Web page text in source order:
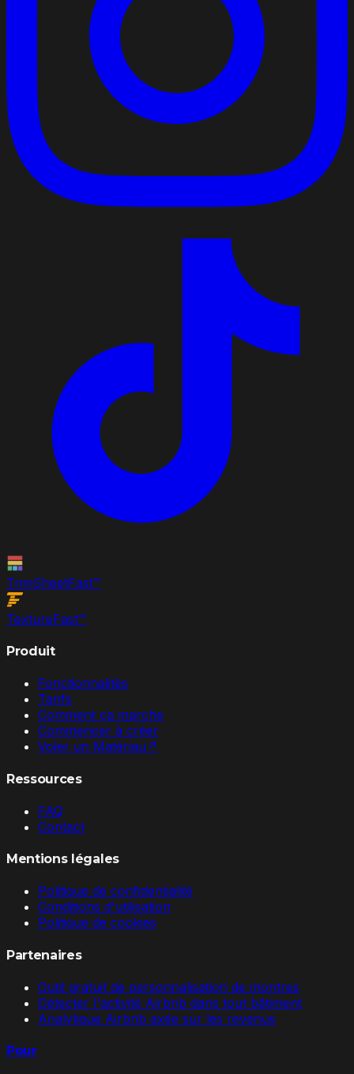
TrimSheetFast™
TextureFast™
Produit
Fonctionnalités
Tarifs
Comment ça marche
Commencer à créer
Voler un Matériau ↗
Ressources
FAQ
Contact
Mentions légales
Politique de confidentialité
Conditions d'utilisation
Politique de cookies
Partenaires
Outil gratuit de personnalisation de montres
Détecter l'activité Airbnb dans tout bâtiment
Analytique Airbnb axée sur les revenus
Pour